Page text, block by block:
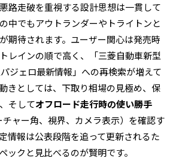
路走破を重視する設計思想は一貫して
中でもアウトランダーやトライトンと
期待されます。ユーザー関心は発売時
レインの順で高く、「三菱自動車新型
ジェロ最新情報」への再検索が増えて
きとしては、下取り相場の見極め、保
そしてオフロード走行時の使い勝手
チャー角、視界、カメラ表示）を確認す
情報は公表段階を追って更新されるた
ックと見比べるのが賢明です。